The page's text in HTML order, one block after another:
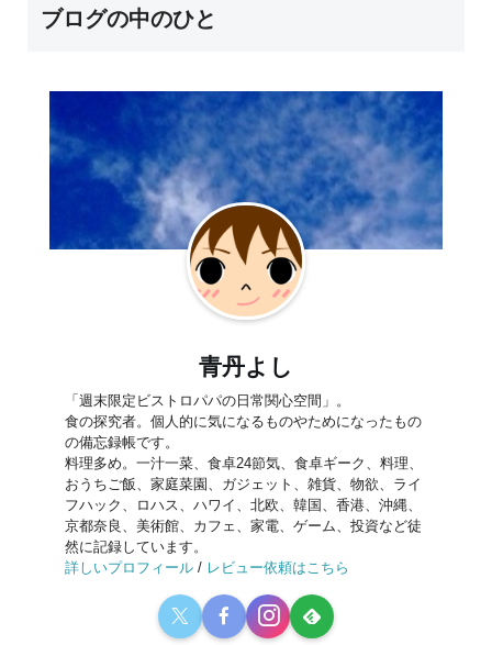
ブログの中のひと
青丹よし
「週末限定ビストロパパの日常関心空間」。
食の探究者。個人的に気になるものやためになったもの
の備忘録帳です。
料理多め。一汁一菜、食卓24節気、食卓ギーク、料理、
おうちご飯、家庭菜園、ガジェット、雑貨、物欲、ライ
フハック、ロハス、ハワイ、北欧、韓国、香港、沖縄、
京都奈良、美術館、カフェ、家電、ゲーム、投資など徒
然に記録しています。
詳しいプロフィール / レビュー依頼はこちら